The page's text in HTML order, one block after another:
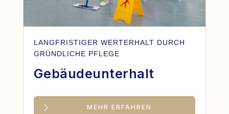
LANGFRISTIGER WERTERHALT DURCH
GRÜNDLICHE PFLEGE
Gebäudeunterhalt
MEHR ERFAHREN